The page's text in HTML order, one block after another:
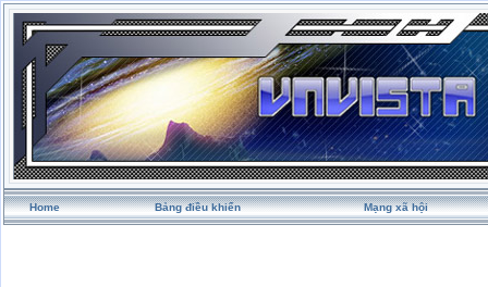
Home Bảng điều khiển Mạng xã hội